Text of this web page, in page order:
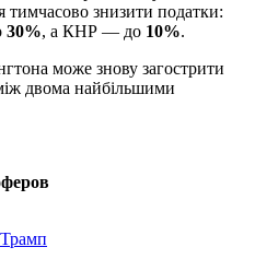
тимчасово знизити податки:
30%, а КНР — до 10%.
може знову загострити
двома найбільшими